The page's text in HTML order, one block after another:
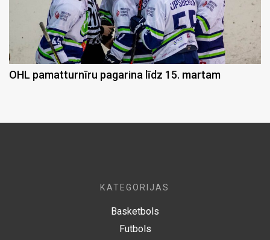
OHL pamatturnīru pagarina līdz 15. martam
KATEGORIJAS
Basketbols
Futbols